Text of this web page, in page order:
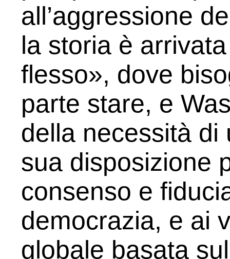
all’aggressione
la storia è
flesso», dove
parte stare, e
della necessità di
sua disposizione
consenso e
democrazia, e ai
globale basata